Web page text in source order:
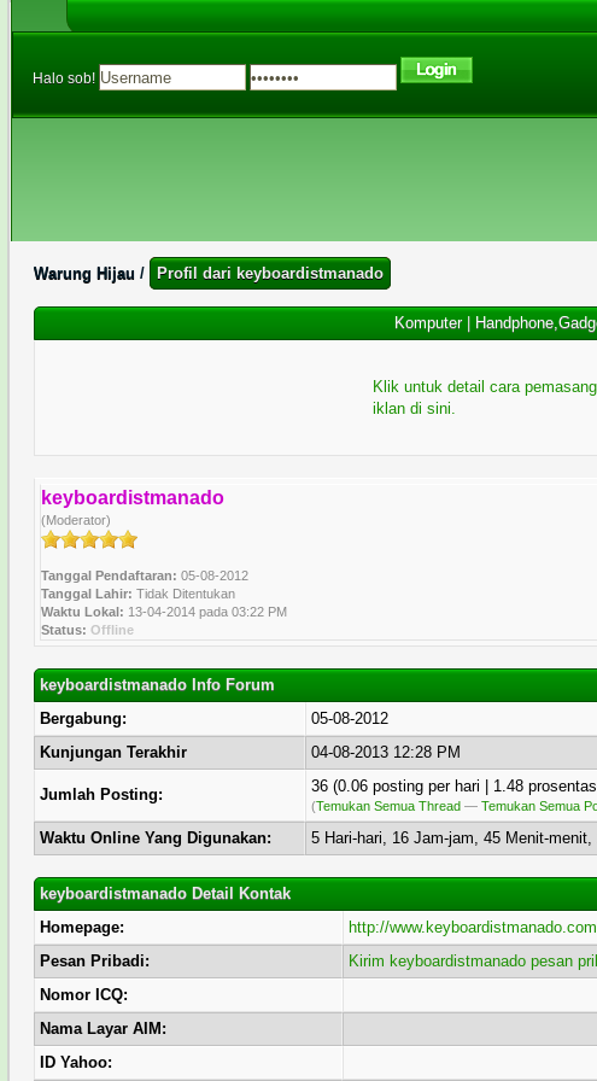
Halo sob!
Warung Hijau / Profil dari keyboardistmanado
Komputer|
Klik untuk detail cara
iklan di sini.
keyboardistmanado
(Moderator)
Tanggal Pendaftaran: 05-08-2012
Tanggal Lahir: Tidak Ditentukan
Waktu Lokal: 13-04-2014 pada 03:22 PM
Status: Offline
keyboardistmanado Info Forum
Bergabung:
05-08-2012
Kunjungan Terakhir
04-08-2013 12:28 PM
Jumlah Posting: 36 (0.06 posting per hari | 1.48
(Temukan Semua Thread —Temukan Semua
Waktu Online Yang Digunakan: 5 Hari-hari, 16 Jam-jam, 45 Menit-
keyboardistmanado Detail Kontak
Homepage:
http://www.keyboardistmanado.com
Pesan Pribadi:
Kirim keyboardistmanado pesan
Nomor ICQ:
Nama Layar AIM:
ID Yahoo: